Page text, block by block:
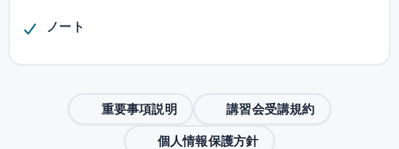
ノート
重要事項説明 講習会受講規約
個人情報保護方針